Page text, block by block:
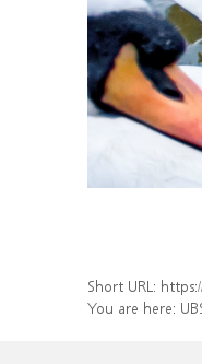
Short URL:
You are here: